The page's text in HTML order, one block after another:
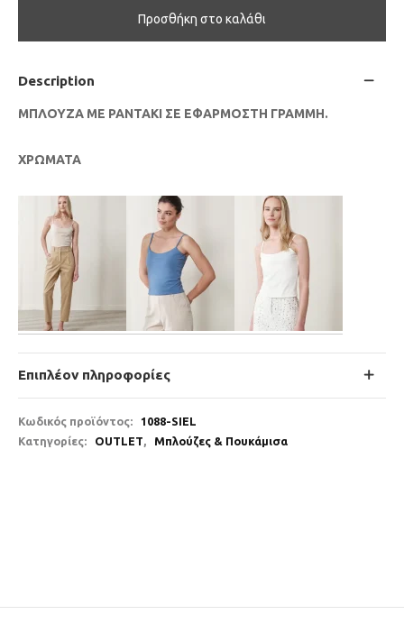
Προσθήκη στο καλάθι
Description
ΜΠΛΟΥΖΑ ΜΕ ΡΑΝΤΑΚΙ ΣΕ ΕΦΑΡΜΟΣΤΗ ΓΡΑΜΜΗ.
ΧΡΩΜΑΤΑ
Επιπλέον πληροφορίες
Κωδικός προϊόντος:
1088-SIEL
Κατηγορίες:
OUTLET, Μπλούζες & Πουκάμισα